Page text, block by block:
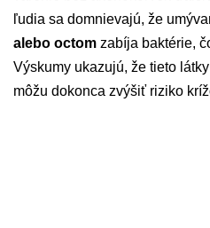
ľudia sa domnievajú, že
alebo octom zabíja baktérie,
Výskumy ukazujú, že tieto
môžu dokonca zvýšiť riziko